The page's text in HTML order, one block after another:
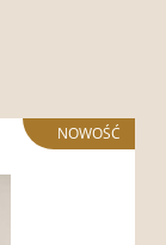
NOWOŚĆ